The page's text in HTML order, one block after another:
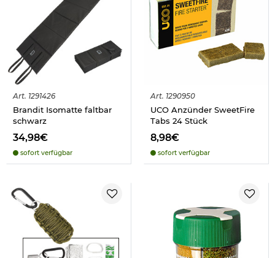
Art. 1291426
Brandit Isomatte faltbar
schwarz
34,98€
sofort verfügbar
Art. 1290950
UCO Anzünder SweetFire
Tabs 24 Stück
8,98€
sofort verfügbar